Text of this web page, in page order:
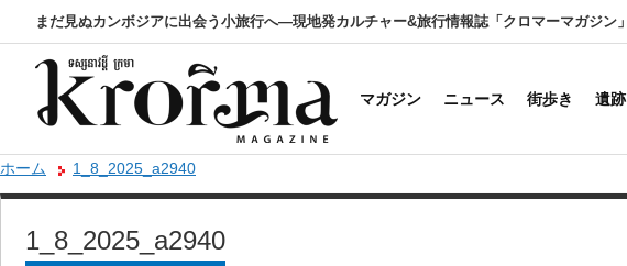
まだ見ぬカンボジアに出会う小旅行へ―現地発カルチャー&旅行情報誌「クロマーマガジン」
マガジン ニュース 街歩き 遺跡
ホーム 1_8_2025_a2940
1_8_2025_a2940